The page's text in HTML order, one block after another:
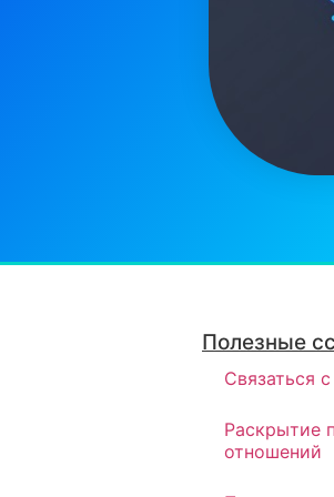
Полезные
Связаться с
Раскрытие
отношений